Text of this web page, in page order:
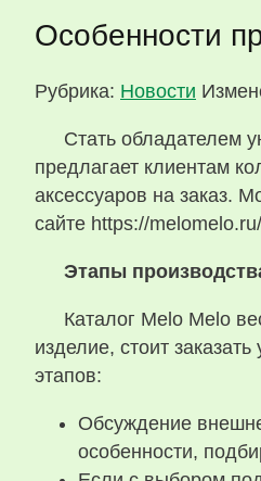
Особенности
Рубрика: Новости
Стать обладателем
предлагает клиентам
аксессуаров на заказ.
сайте https://
Этапы
Каталог Melo Melo
изделие, стоит
этапов:
Обсуждение
особенности,